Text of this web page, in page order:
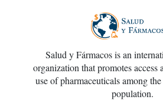
Salud y Fármacos is an
organization that promotes access
use of pharmaceuticals among
population.